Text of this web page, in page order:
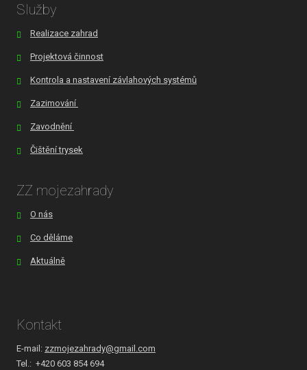
Služby
Realizace zahrad
Projektová činnost
Kontrola a nastavení závlahových systémů
Zazimování
Zavodnění
Čištění trysek
ZZ mojezahrady
O nás
Co děláme
Aktuálně
Kontakt
E-mail: zzmojezahrady@gmail.com
Tel.: +420 603 854 694